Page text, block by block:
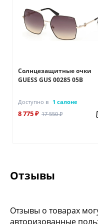
Солнцезащитные очки
GUESS GUS 00285 05B
Доступно в 1 салоне
8 775 ₽ 17 550 ₽
Отзывы
Отзывы о товарах
авторизованные